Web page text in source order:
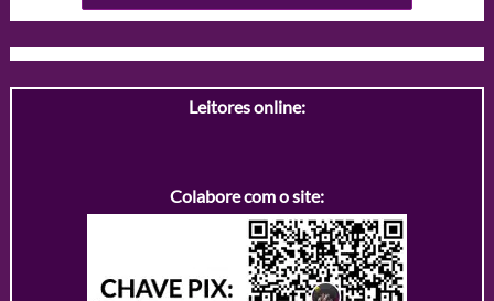
Leitores online:
Colabore com o site: